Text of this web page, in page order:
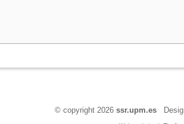
© copyright 2026 ssr.upm.es